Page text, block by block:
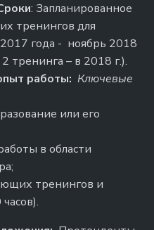
: Запланированное
тренингов для
года - ноябрь 2018
тренинга – в 2018 г.).
работы: Ключевые
или его
в области
тренингов и